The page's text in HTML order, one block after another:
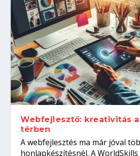
Hogyan készíts ATS-barát
Így növelheted az
állásinterjúra...
Kitalálod, mire használják
gépeket?
Nem sikerült az egyetemi
Tanulj szakmát!
Szoftverfejlesztő: verseny
amikor néhány sor
világversenyt...
Webfejlesztő: kreativitás
térben
A webfejlesztés ma már jóval
honlapkészítésnél. A